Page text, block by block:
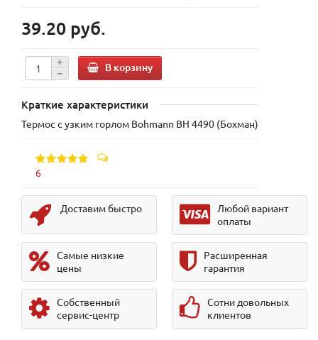
39.20 руб.
В корзину
Краткие характеристики
Термос с узким горлом Bohmann BH 4490 (Бохман)
6
Доставим быстро
Любой вариант
оплаты
Самые низкие
цены
Расширенная
гарантия
Собственный
сервис-центр
Сотни довольных
клиентов